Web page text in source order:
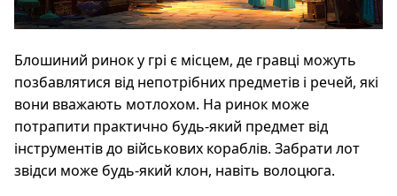
Блошиний ринок у грі є місцем, де гравці можуть
позбавлятися від непотрібних предметів і речей, які
вони вважають мотлохом. На ринок може
потрапити практично будь-який предмет від
інструментів до військових кораблів. Забрати лот
звідси може будь-який клон, навіть волоцюга.